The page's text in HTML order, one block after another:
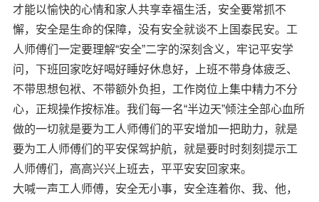
才能以愉快的心情和家人共享幸福生活，安全要常抓不
懈，安全是生命的保障，没有安全就谈不上国泰民安。工
人师傅们一定要理解“安全”二字的深刻含义，牢记平安学
问，下班回家吃好喝好睡好休息好，上班不带身体疲乏、
不带思想包袱、不带额外负担，工作岗位上集中精力不分
心，正规操作按标准。我们每一名“半边天”倾注全部心血所
做的一切就是要为工人师傅们的平安增加一把助力，就是
要为工人师傅们的平安保驾护航，就是要时时刻刻提示工
人师傅们，高高兴兴上班去，平平安安回家来。
大喊一声工人师傅，安全无小事，安全连着你、我、他，